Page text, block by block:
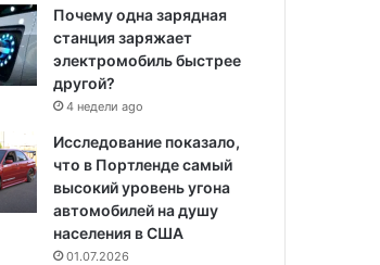
Почему одна зарядная
станция заряжает
электромобиль быстрее
другой?
4 недели ago
Исследование показало,
что в Портленде самый
высокий уровень угона
автомобилей на душу
населения в США
01.07.2026